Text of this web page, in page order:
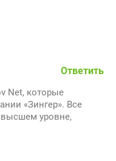
Ответить
Net, которые
«Зингер». Все
высшем уровне,